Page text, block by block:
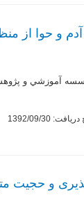
و حوا از
آموزشي و
1392/09/30
و حجیت